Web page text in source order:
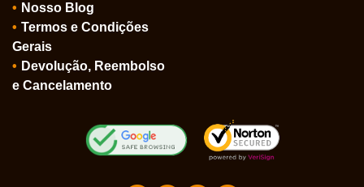
Nosso Blog
Termos e Condições
Gerais
Devolução, Reembolso
e Cancelamento